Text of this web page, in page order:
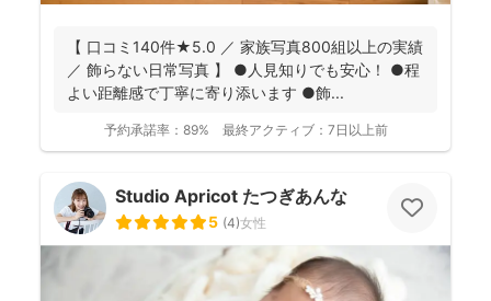
【 口コミ140件★5.0 ／ 家族写真800組以上の実績
／ 飾らない日常写真 】 ●人見知りでも安心！ ●程
よい距離感で丁寧に寄り添います ●飾...
予約承諾率： 89% 最終アクティブ： 7日以上前
Studio Apricot たつぎあんな
5 (4)女性